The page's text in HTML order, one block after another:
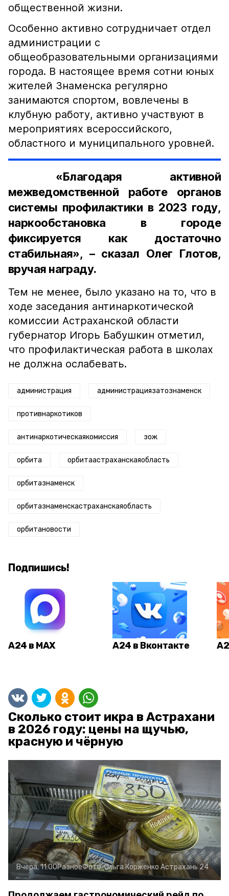
общественной жизни.
Особенно активно сотрудничает отдел
администрации с
общеобразовательными организациями
города. В настоящее время сотни юных
жителей Знаменска регулярно
занимаются спортом, вовлечены в
клубную работу, активно участвуют в
мероприятиях всероссийского,
областного и муниципального уровней.
«Благодаря активной
межведомственной работе органов
системы профилактики в 2023 году,
наркообстановка в городе
фиксируется как достаточно
стабильная», – сказал Олег Глотов,
вручая награду.
Тем не менее, было указано на то, что в
ходе заседания антинаркотической
комиссии Астраханской области
губернатор Игорь Бабушкин отметил,
что профилактическая работа в школах
не должна ослабевать.
администрация администрациязатознаменск
противнаркотиков
антинаркотическаякомиссия зож
орбита орбитаастраханскаяобласть
орбитазнаменск
орбитазнаменскастраханскаяобласть
орбитановости
Подпишись!
А24 в MAX А24 в Вконтакте
Сколько стоит икра в Астрахани
в 2026 году: цены на щучью,
красную и чёрную
Вчера, 11:00РазноеФото:Ольга Корженко Астрахань 24